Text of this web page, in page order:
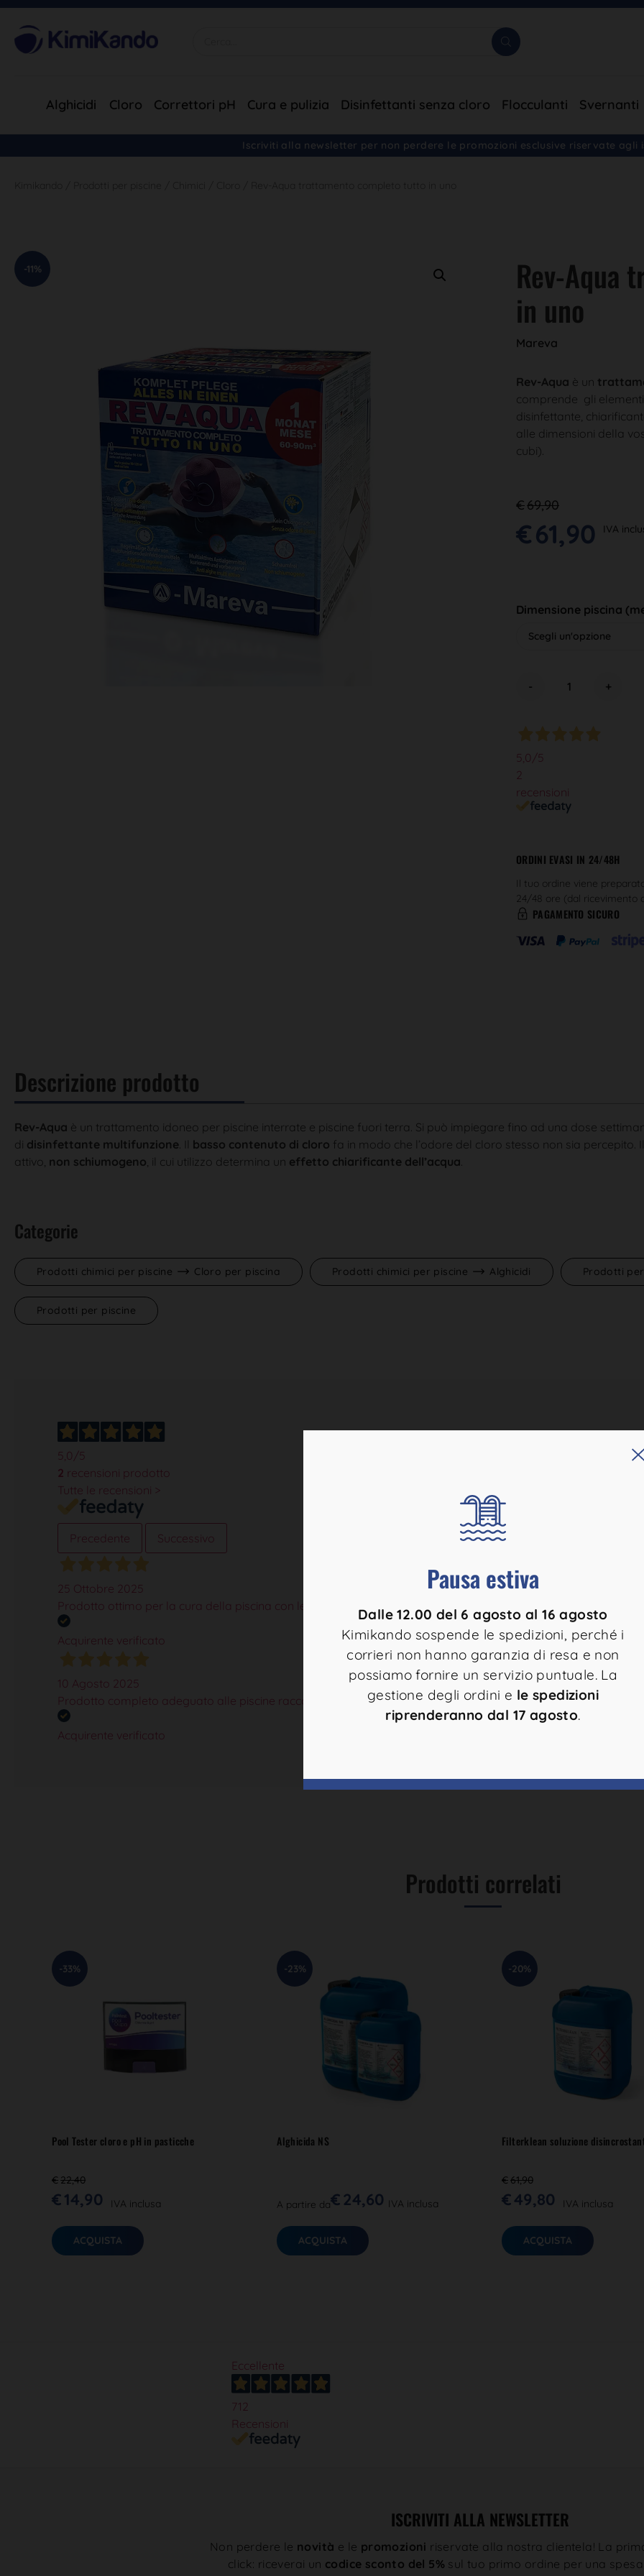
Alghicidi Cloro Correttori pH Cura e pulizia Disinfettanti senza cloro Flocculanti Svernanti
Iscriviti alla newsletter per non perdere le promozioni esclusive riservate agli
-11%
Rev-Aqua
in uno
Mareva
Rev-Aqua è un
comprende gli
disinfettante,
alle dimensioni della
cubi).
€69,90
€61,90 IVA
Dimensione piscina
- +
5,0 /5
2
recensioni
ORDINI EVASI IN 24/48H
Il tuo ordine viene
24/48 ore (dal ricevimento
PAGAMENTO SICURO
Descrizione prodotto
Rev-Aqua è un trattamento idoneo per piscine interrate e piscine fuori terra. Si può impiegare fino ad una dose
di disinfettante multifunzione basso contenuto di cloro fa in modo che l’odore del cloro stesso non sia percepito.
attivo, non schiumogeno , il cui utilizzo determina un effetto chiarificante dell’acqua
Categorie
Prodotti chimici per piscine Cloro per piscina Prodotti chimici per piscine Alghicidi Prodotti
Prodotti per piscine
5,0 /5
2 recensioni prodotto
Tutte le recensioni >
Precedente Successivo
25 Ottobre 2025
Prodotto ottimo per la cura della piscina con le dosi settimanali già preparate io per tutta la stagione non ho
Acquirente verificato
10 Agosto 2025
Prodotto completo adeguato alle piscine raccomandato da molti installatori
Acquirente verificato
Prodotti correlati
-33%
Pool Tester cloro e pH in pasticche
€22,40
€14,90 IVA inclusa
ACQUISTA
-23%
Alghicida NS
A partire da€ 24,60 IVA inclusa
ACQUISTA
-20%
Filterklean soluzione
€61,90
€49,80 IVA inclusa
ACQUISTA
Eccellente
712
Recensioni
ISCRIVITI ALLA NEWSLETTER
Non perdere le novità e le promozioni riservate alla nostra clientela! La
click: riceverai un codice sconto del 5% sul tuo primo ordine per una
Pausa estiva
Dalle 12.00 del 6 agosto al 16 agosto
Kimikando sospende le spedizioni, perché i
corrieri non hanno garanzia di resa e non
possiamo fornire un servizio puntuale. La
gestione degli ordini e le spedizioni
riprenderanno dal 17 agosto.